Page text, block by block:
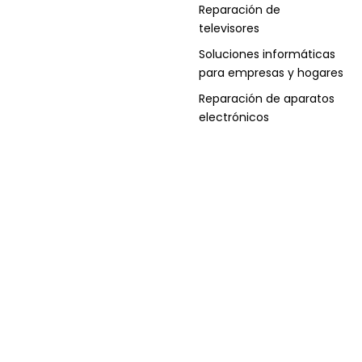
Reparación de
televisores
Soluciones informáticas
para empresas y hogares
Reparación de aparatos
electrónicos